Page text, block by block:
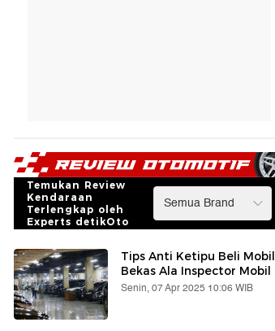
Temukan Review
Kendaraan
Terlengkap oleh
Experts detikOto
Tips Anti Ketipu Beli Mobil
Bekas Ala Inspector Mobil
Senin, 07 Apr 2025 10:06 WIB